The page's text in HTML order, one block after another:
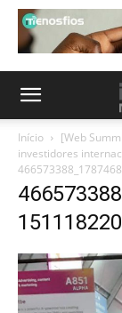
Início
[Web
investidores